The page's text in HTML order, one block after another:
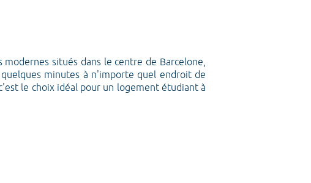
situés dans le centre de Barcelone,
minutes à n'importe quel endroit de
le choix idéal pour un logement étudiant à